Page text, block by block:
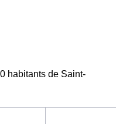
habitants de Saint-